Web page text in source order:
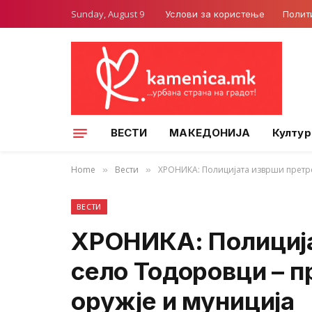
Sunday, August 9 Услови за користење
ВЕСТИ МАКЕДОНИЈА
Home » Вести » ХРОНИКА: Полицијата изврши
ВЕСТИ
ХРОНИКА:
село Тодоровци –
оружје и муниција